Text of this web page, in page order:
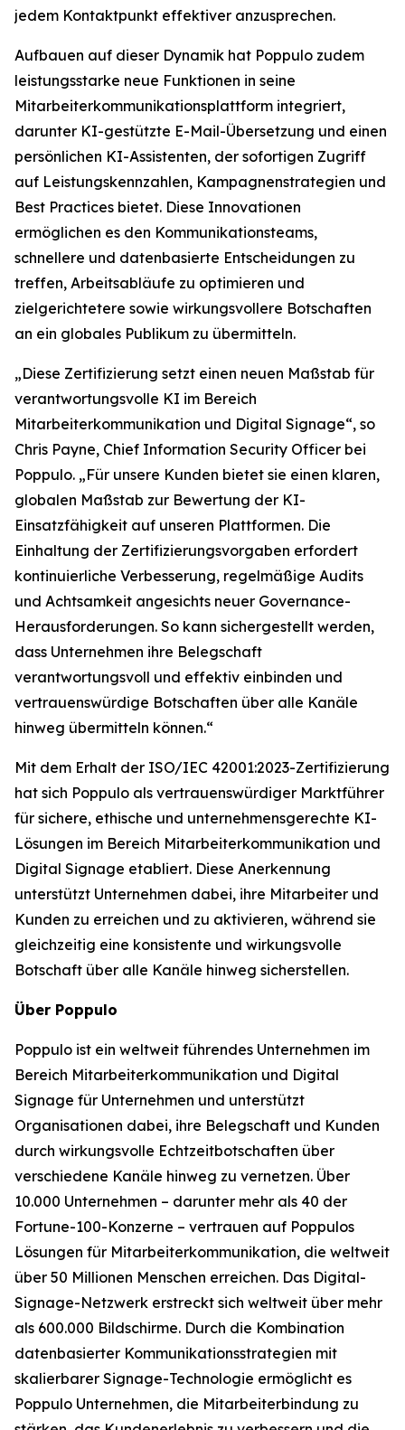
jedem Kontaktpunkt effektiver anzusprechen.
Aufbauen auf dieser Dynamik hat Poppulo zudem
leistungsstarke neue Funktionen in seine
Mitarbeiterkommunikationsplattform integriert,
darunter KI-gestützte E-Mail-Übersetzung und einen
persönlichen KI-Assistenten, der sofortigen Zugriff
auf Leistungskennzahlen, Kampagnenstrategien und
Best Practices bietet. Diese Innovationen
ermöglichen es den Kommunikationsteams,
schnellere und datenbasierte Entscheidungen zu
treffen, Arbeitsabläufe zu optimieren und
zielgerichtetere sowie wirkungsvollere Botschaften
an ein globales Publikum zu übermitteln.
„Diese Zertifizierung setzt einen neuen Maßstab für
verantwortungsvolle KI im Bereich
Mitarbeiterkommunikation und Digital Signage“, so
Chris Payne, Chief Information Security Officer bei
Poppulo. „Für unsere Kunden bietet sie einen klaren,
globalen Maßstab zur Bewertung der KI-
Einsatzfähigkeit auf unseren Plattformen. Die
Einhaltung der Zertifizierungsvorgaben erfordert
kontinuierliche Verbesserung, regelmäßige Audits
und Achtsamkeit angesichts neuer Governance-
Herausforderungen. So kann sichergestellt werden,
dass Unternehmen ihre Belegschaft
verantwortungsvoll und effektiv einbinden und
vertrauenswürdige Botschaften über alle Kanäle
hinweg übermitteln können.“
Mit dem Erhalt der ISO/IEC 42001:2023-Zertifizierung
hat sich Poppulo als vertrauenswürdiger Marktführer
für sichere, ethische und unternehmensgerechte KI-
Lösungen im Bereich Mitarbeiterkommunikation und
Digital Signage etabliert. Diese Anerkennung
unterstützt Unternehmen dabei, ihre Mitarbeiter und
Kunden zu erreichen und zu aktivieren, während sie
gleichzeitig eine konsistente und wirkungsvolle
Botschaft über alle Kanäle hinweg sicherstellen.
Über Poppulo
Poppulo ist ein weltweit führendes Unternehmen im
Bereich Mitarbeiterkommunikation und Digital
Signage für Unternehmen und unterstützt
Organisationen dabei, ihre Belegschaft und Kunden
durch wirkungsvolle Echtzeitbotschaften über
verschiedene Kanäle hinweg zu vernetzen. Über
10.000 Unternehmen – darunter mehr als 40 der
Fortune-100-Konzerne – vertrauen auf Poppulos
Lösungen für Mitarbeiterkommunikation, die weltweit
über 50 Millionen Menschen erreichen. Das Digital-
Signage-Netzwerk erstreckt sich weltweit über mehr
als 600.000 Bildschirme. Durch die Kombination
datenbasierter Kommunikationsstrategien mit
skalierbarer Signage-Technologie ermöglicht es
Poppulo Unternehmen, die Mitarbeiterbindung zu